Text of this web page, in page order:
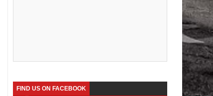
FIND US ON FACEBOOK